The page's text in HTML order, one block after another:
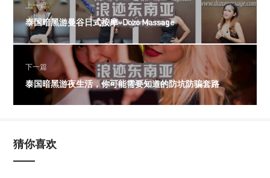
上一篇
泰国暗黑游曼谷日式按摩–Dozo Massage
下一篇
泰国暗黑游夜生活，你可能需要知道的防坑防骗套路
猜你喜欢